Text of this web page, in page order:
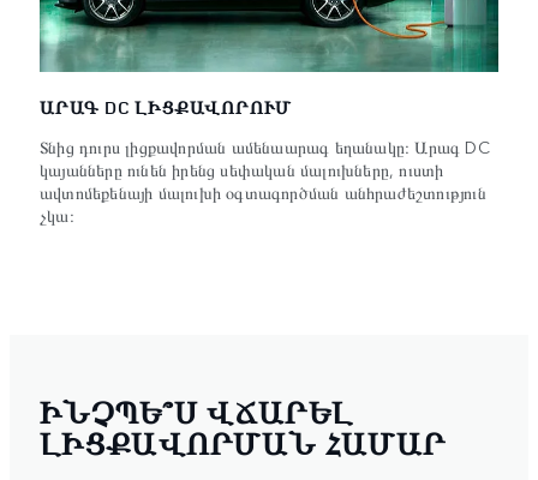
ԱՐԱԳ DC ԼԻՑՔԱՎՈՐՈՒՄ
Տնից դուրս լիցքավորման ամենաարագ եղանակը։ Արագ DC
կայանները ունեն իրենց սեփական մալուխները, ուստի
ավտոմեքենայի մալուխի օգտագործման անհրաժեշտություն
չկա։
ԻՆՉՊԵ՞Ս ՎՃԱՐԵԼ
ԼԻՑՔԱՎՈՐՄԱՆ ՀԱՄԱՐ